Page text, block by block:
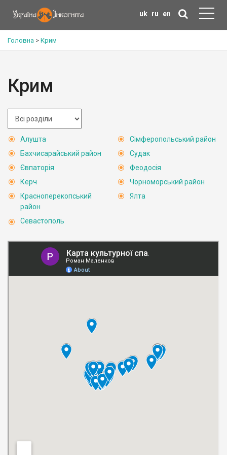
uk ru en
Головна > Крим
Крим
Алушта
Бахчисарайський район
Євпаторія
Керч
Красноперекопський
район
Севастополь
Сімферопольський район
Судак
Феодосія
Чорноморський район
Ялта